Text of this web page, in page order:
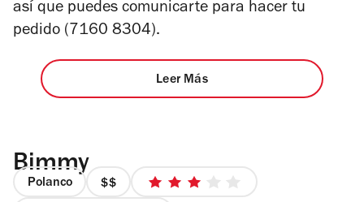
así que puedes comunicarte para hacer tu
pedido (7160 8304).
Leer Más
Bimmy
Polanco
precio
3